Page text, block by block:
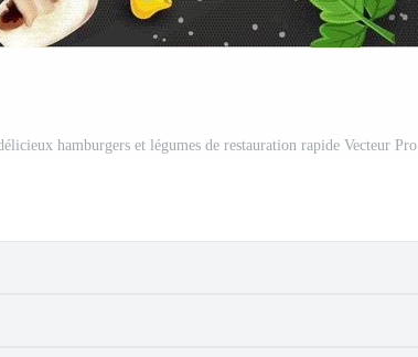
hamburgers et légumes de restauration rapide Vecteur Pro